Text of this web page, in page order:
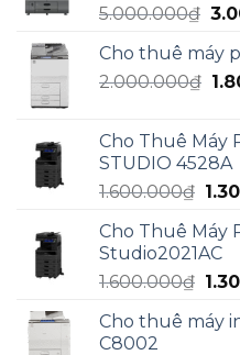
5.000.000₫ Giá
là:
Cho thuê máy
2.000.000₫ Giá
Cho Thuê Máy
STUDIO 4528A
1.600.000₫ Giá
là:
Cho Thuê Máy
Studio2021AC
1.600.000₫ Giá
là:
Cho thuê máy
C8002